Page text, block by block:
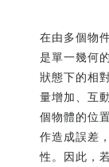
在由多個物
是單一幾何
狀態下的相
量增加、互
個物體的位
作造成誤差
性。因此，